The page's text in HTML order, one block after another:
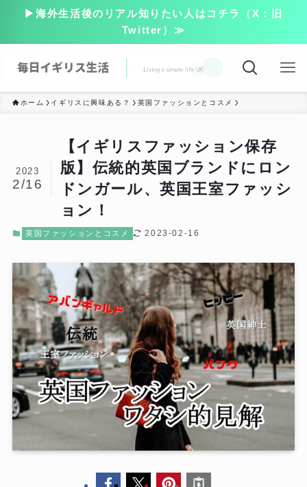
▶海外生活後のリアル知りたい人はコチラ（X：旧
Twitter）≫
ホーム イギリスに興味ある？ 英国ファッションとコスメ
【イギリスファッション保存
版】伝統的英国ブランドにロン
ドンガール、英国王室ファッシ
ョン！
2023
2/16
英国ファッションとコスメ 2023-02-16